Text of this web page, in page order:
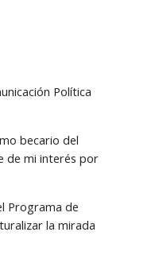
Política
becario del
de mi interés por
Programa de
la mirada